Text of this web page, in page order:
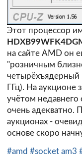
Этот процессор
на сайте AMD он
"розничным
четырёхъядерный
ГГц). На аукционе
учётом недавнего
очень адекватно.
аукционах -
основе скоро
#amd #socket am3